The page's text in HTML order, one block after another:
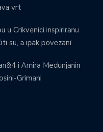
vrt
u Crikvenici inspiriranu
su, a ipak povezani’
i Amira Medunjanin
Grimani